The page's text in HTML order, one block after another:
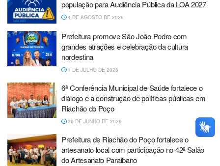
população para Audiência Pública da LOA 2027
4 DE AGOSTO DE 2026
Prefeitura promove São João Pedro com
grandes atrações e celebração da cultura
nordestina
1 DE JULHO DE 2026
6ª Conferência Municipal de Saúde fortalece o
diálogo e a construção de políticas públicas em
Riachão do Poço
26 DE JUNHO DE 2026
Prefeitura de Riachão do Poço fortalece o
artesanato local com participação no 42º Salão
do Artesanato Paraibano